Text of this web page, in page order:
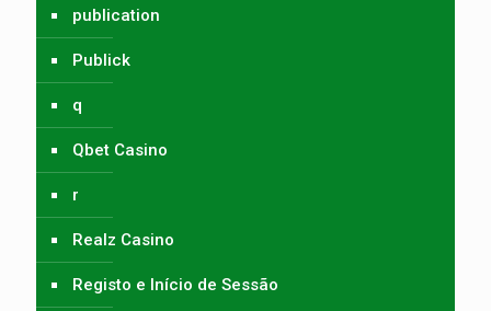
publication
Publick
q
Qbet Casino
r
Realz Casino
Registo e Início de Sessão